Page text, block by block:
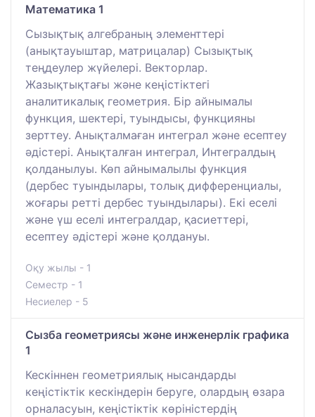
Математика 1
Сызықтық алгебраның элементтері
(анықтауыштар, матрицалар) Сызықтық
теңдеулер жүйелері. Векторлар.
Жазықтықтағы және кеңістіктегі
аналитикалық геометрия. Бір айнымалы
функция, шектері, туындысы, функцияны
зерттеу. Анықталмаған интеграл және есептеу
әдістері. Анықталған интеграл, Интегралдың
қолданылуы. Көп айнымалылы функция
(дербес туындылары, толық дифференциалы,
жоғары ретті дербес туындылары). Екі еселі
және үш еселі интегралдар, қасиеттері,
есептеу әдістері және қолдануы.
Оқу жылы - 1
Семестр - 1
Несиелер - 5
Сызба геометриясы және инженерлік графика
1
Кескіннен геометриялық нысандарды
кеңістіктік кескіндерін беруге, олардың өзара
орналасуын, кеңістіктік көріністердің